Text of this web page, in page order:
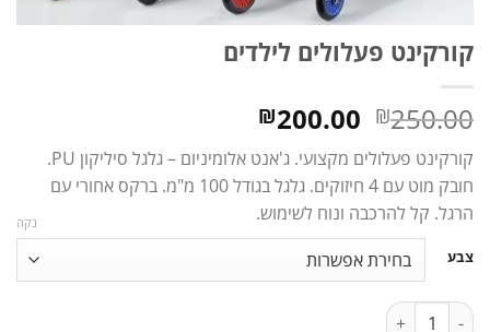
קורקינט פעלולים לילדים
₪250.00 המחיר
המקורי
היה:
₪250.00.
₪200.00
הנוכחי
הוא:
₪200.00.
קורקינט פעלולים מקצועי. ג'אנט אלומיניום – גלגל סיליקון PU.
חובק מוט עם 4 חיזוקים. גלגל בגודל 100 מ"מ. ברקס אחורי עם
הרגל. קל להרכבה ונוח לשימוש.
צבע
נקה
כמות של קורקינט פעלולים לילדים